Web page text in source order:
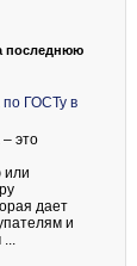
последнюю
по ГОСТу в
это
или
дает
и